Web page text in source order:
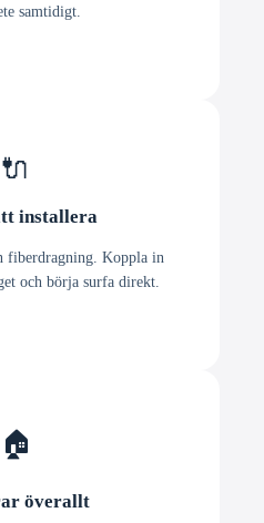
samtidigt.
🔌
installera
fiberdragning. Koppla in
och börja surfa direkt.
🏠
överallt